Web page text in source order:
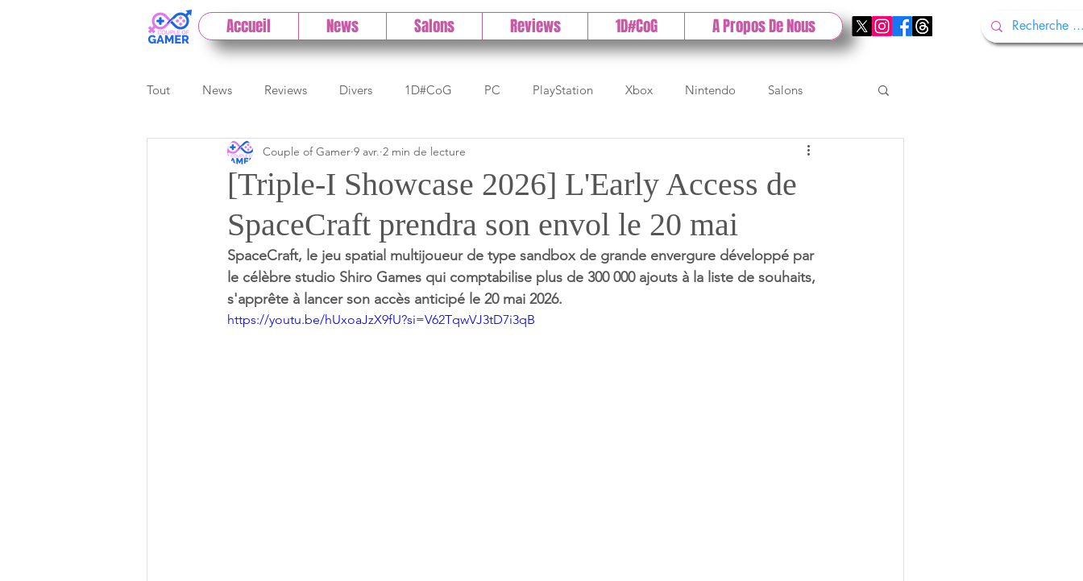
Accueil News Salons Reviews 1D#CoG A Propos De Nous
Tout News Reviews Divers 1D#CoG PC PlayStation Xbox Nintendo Salons
Previews Cloud Test indé Gamescom
Paris Games Week Early Access Test 1DCoG Test Xbox Test Nintendo
Actu 1DCoG Test Stadia The Game Awards Balan
[Triple-I Showcase 2026] L'Early Access de
SpaceCraft prendra son envol le 20 mai
Couple of Gamer 9 avr. 2 min de lecture
SpaceCraft, le jeu spatial multijoueur de type sandbox de grande envergure développé par
le célèbre studio Shiro Games qui comptabilise plus de 300 000 ajouts à la liste de souhaits,
s'apprête à lancer son accès anticipé le 20 mai 2026.
https://youtu.be/hUxoaJzX9fU?si=V62TqwVJ3tD7i3qB